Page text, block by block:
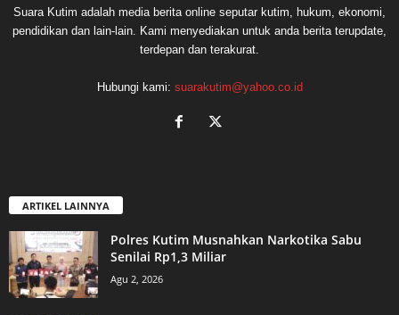
Suara Kutim adalah media berita online seputar kutim, hukum, ekonomi,
pendidikan dan lain-lain. Kami menyediakan untuk anda berita terupdate,
terdepan dan terakurat.
Hubungi kami: suarakutim@yahoo.co.id
ARTIKEL LAINNYA
Polres Kutim Musnahkan Narkotika Sabu
Senilai Rp1,3 Miliar
Agu 2, 2026